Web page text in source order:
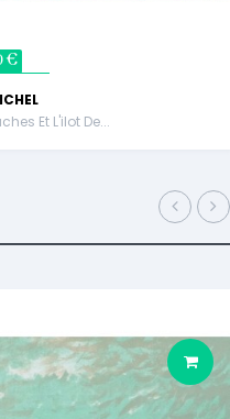
€
Et L'ilot De...